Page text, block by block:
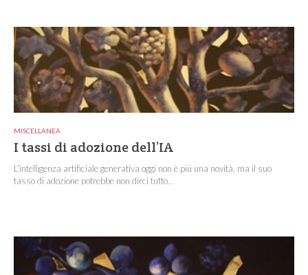
MISCELLANEA
I tassi di adozione dell’IA
L’intelligenza artificiale generativa oggi non è più una novità, ma il suo
tasso di adozione potrebbe non dirci tutto...